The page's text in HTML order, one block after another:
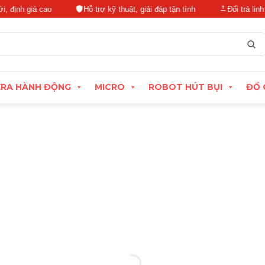
cao Hỗ trợ kỹ thuật, giải đáp tận tình Đổi trả linh hoạt
HÀNH ĐỘNG MICRO ROBOT HÚT BỤI ĐỒ